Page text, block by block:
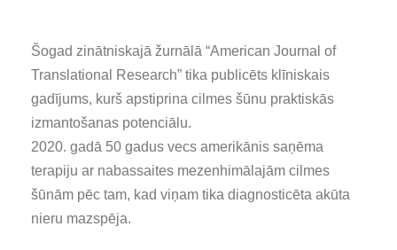
Šogad zinātniskajā žurnālā “American Journal of
Translational Research” tika publicēts klīniskais
gadījums, kurš apstiprina cilmes šūnu praktiskās
izmantošanas potenciālu.
2020. gadā 50 gadus vecs amerikānis saņēma
terapiju ar nabassaites mezenhimālajām cilmes
šūnām pēc tam, kad viņam tika diagnosticēta akūta
nieru mazspēja.